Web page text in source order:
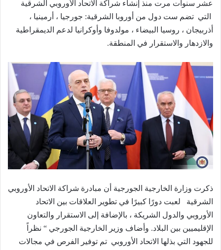
عشر سنوات مرت منذ إنشاء شراكة الاتحاد الأوروبي الشرقية
التي تضم ست دول من أوروبا الشرقية: جورجيا ، أرمينيا ،
أذربيجان ، روسيا البيضاء ، مولدوفا وأوكرانيا لدعم الديمقراطية
والازدهار والاستقرار في المنطقة.
ذكرت وزارة الخارجية الجورجية أن مبادرة شراكة الاتحاد الأوروبي
الشرقية
لعبت دورًا كبيرًا في تطوير العلاقات بين الاتحاد
الأوروبي والدول الشريكة ، بالإضافة إلى الاستقرار والتعاون
الإقليميين بين البلاد. وأضاف وزير الخارجية الجورجي “ نظراً
للجهود التي بذلها الاتحاد الأوروبي تم توفير الفرص في مجالات